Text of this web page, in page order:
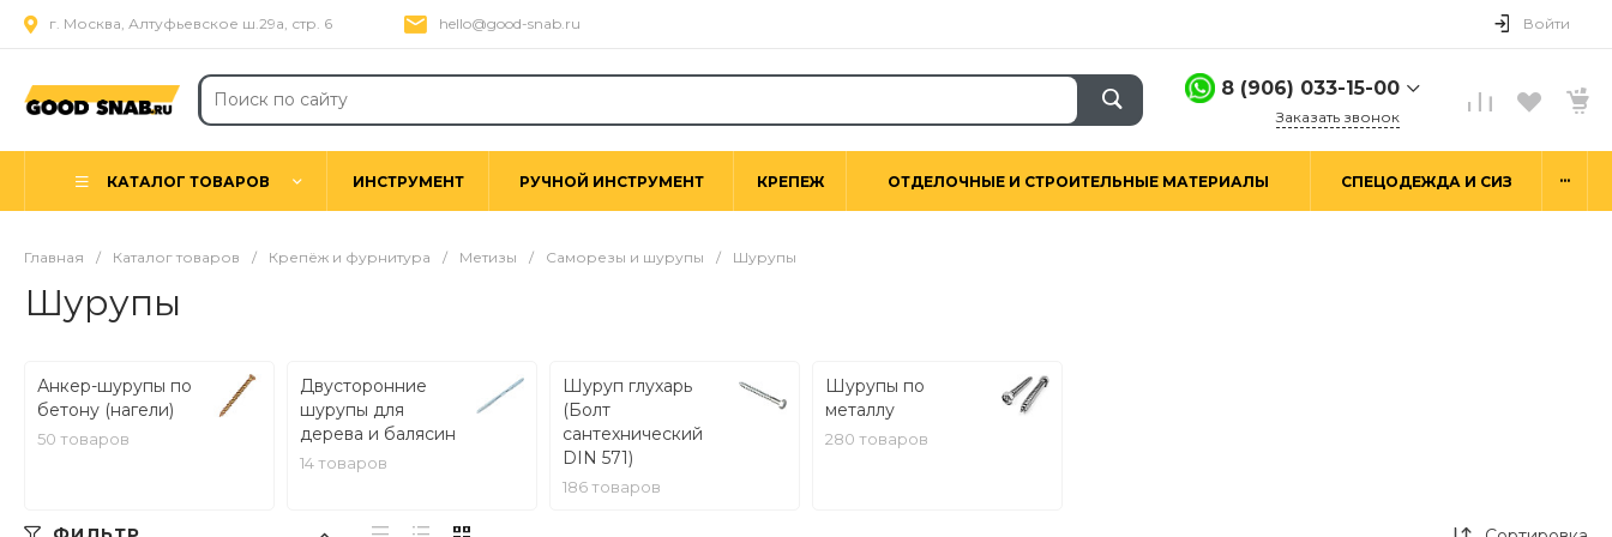
г. Москва, Алтуфьевское ш.29а, стр. 6 hello@good-snab.ru Войти
8 (906) 033-15-00
г. Москва,
Заказать звонок
КАТАЛОГ ТОВАРОВ ИНСТРУМЕНТ РУЧНОЙ ИНСТРУМЕНТ КРЕПЕЖ ОТДЕЛОЧНЫЕ И СТРОИТЕЛЬНЫЕ МАТЕРИАЛЫ СПЕЦОДЕЖДА И СИЗ ...
Главная / Каталог товаров / Крепёж и фурнитура / Метизы / Саморезы и шурупы / Шурупы
Шурупы
Анкер-шурупы по
бетону (нагели)
50 товаров
Двусторонние
шурупы для
дерева и балясин
14 товаров
Шуруп глухарь
(Болт
сантехнический
DIN 571)
186 товаров
Шурупы по
металлу
280 товаров